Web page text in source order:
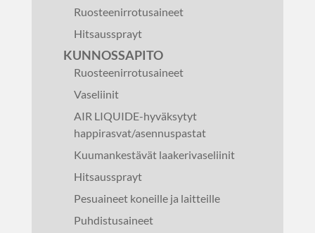
Ruosteenirrotusaineet
Hitsaussprayt
KUNNOSSAPITO
Ruosteenirrotusaineet
Vaseliinit
AIR LIQUIDE-hyväksytyt
happirasvat/asennuspastat
Kuumankestävät laakerivaseliinit
Hitsaussprayt
Pesuaineet koneille ja laitteille
Puhdistusaineet